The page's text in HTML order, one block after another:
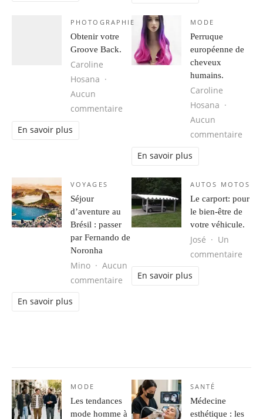
PHOTOGRAPHIE
Obtenir votre
Groove Back.
Caroline
Hosana
Aucun
commentaire sur Obtenir votre Groove Back.
En savoir plus
MODE
Perruque
européenne de
cheveux
humains.
Caroline
Hosana
Aucun
commentaire
En savoir plus
VOYAGES
Séjour
d’aventure au
Brésil : passer
par Fernando de
Noronha
Mino
Aucun
commentaire sur Séjour d’aventure au Brésil :
En savoir plus
AUTOS MOTOS
Le carport: pour
le bien-être de
votre véhicule.
José
Un
commentaire
En savoir plus
MODE
Les tendances
mode homme à
SANTÉ
Médecine
esthétique : les